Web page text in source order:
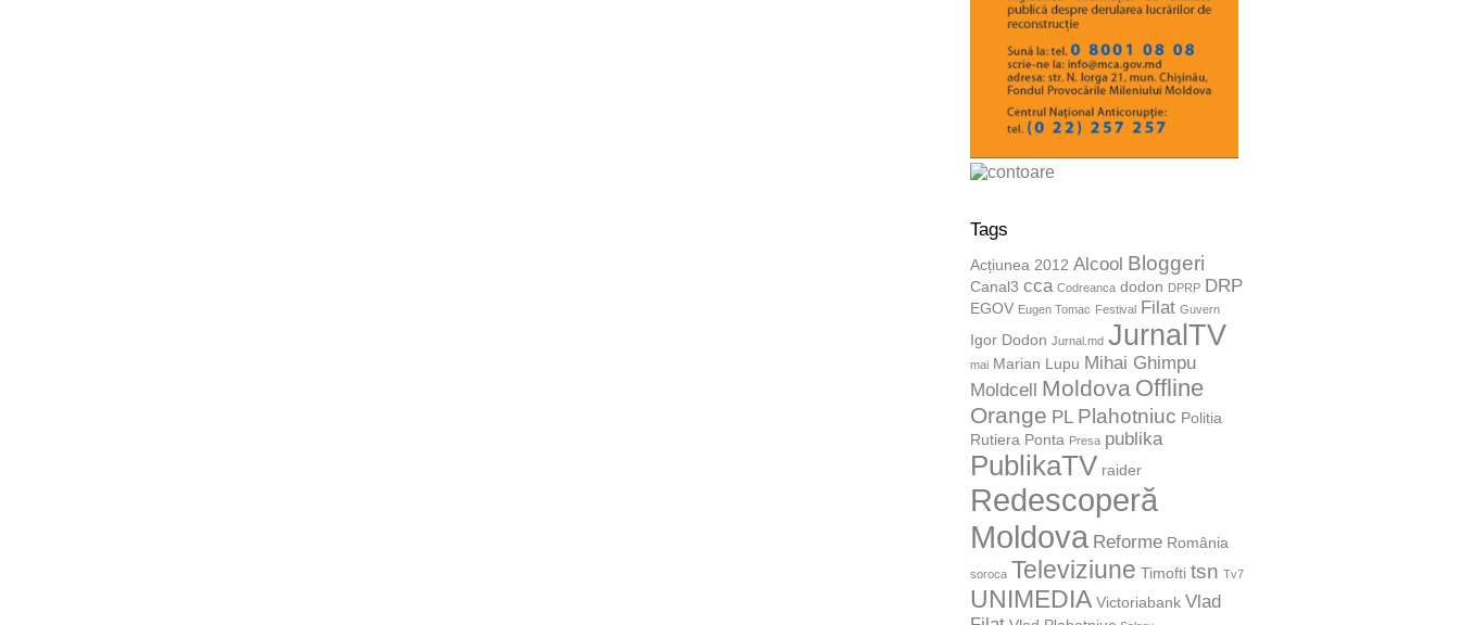
Tags
Acțiunea 2012 Alcool Bloggeri
Canal3 cca Codreanca dodon DPRP DRP
EGOV Eugen Tomac Festival Filat Guvern
Igor Dodon Jurnal.md JurnalTV
mai Marian Lupu Mihai Ghimpu
Moldcell
Moldova Offline
Orange PL Plahotniuc Politia
Rutiera Ponta Presa publika
PublikaTV raider
Redescoperă
Moldova Reforme România
soroca Televiziune Timofti tsn Tv7
UNIMEDIA Victoriabank Vlad